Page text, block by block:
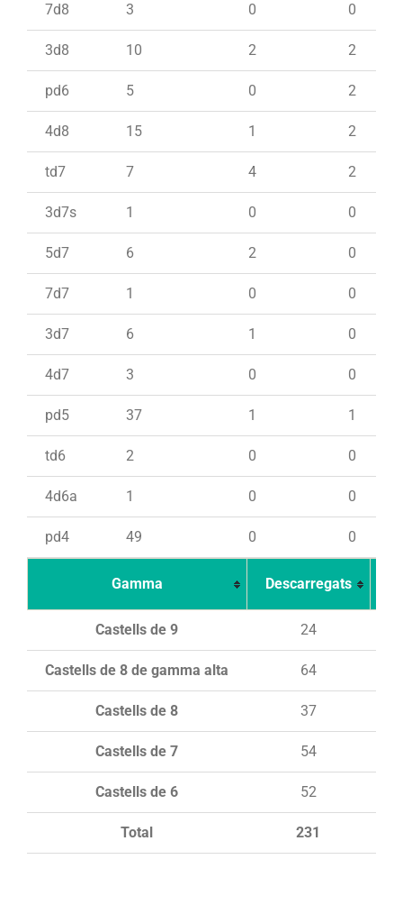
7d8 3 0 0
3d8 10 2 2
pd6 5 0 2
4d8 15 1 2
td7 7 4 2
3d7s 1 0 0
5d7 6 2 0
7d7 1 0 0
3d7 6 1 0
4d7 3 0 0
pd5 37 1 1
td6 2 0 0
4d6a 1 0 0
pd4 49 0 0
Gamma Descarregats
Total 231
Castells de 9 24
Castells de 8 de gamma alta 64
Castells de 8 37
Castells de 7 54
Castells de 6 52